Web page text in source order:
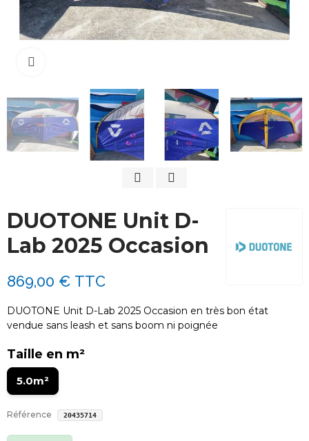
DUOTONE Unit D-
Lab 2025 Occasion
869,00 € TTC
DUOTONE Unit D-Lab 2025 Occasion en très bon état
vendue sans leash et sans boom ni poignée
Taille en m²
5.0m²
Référence 20435714